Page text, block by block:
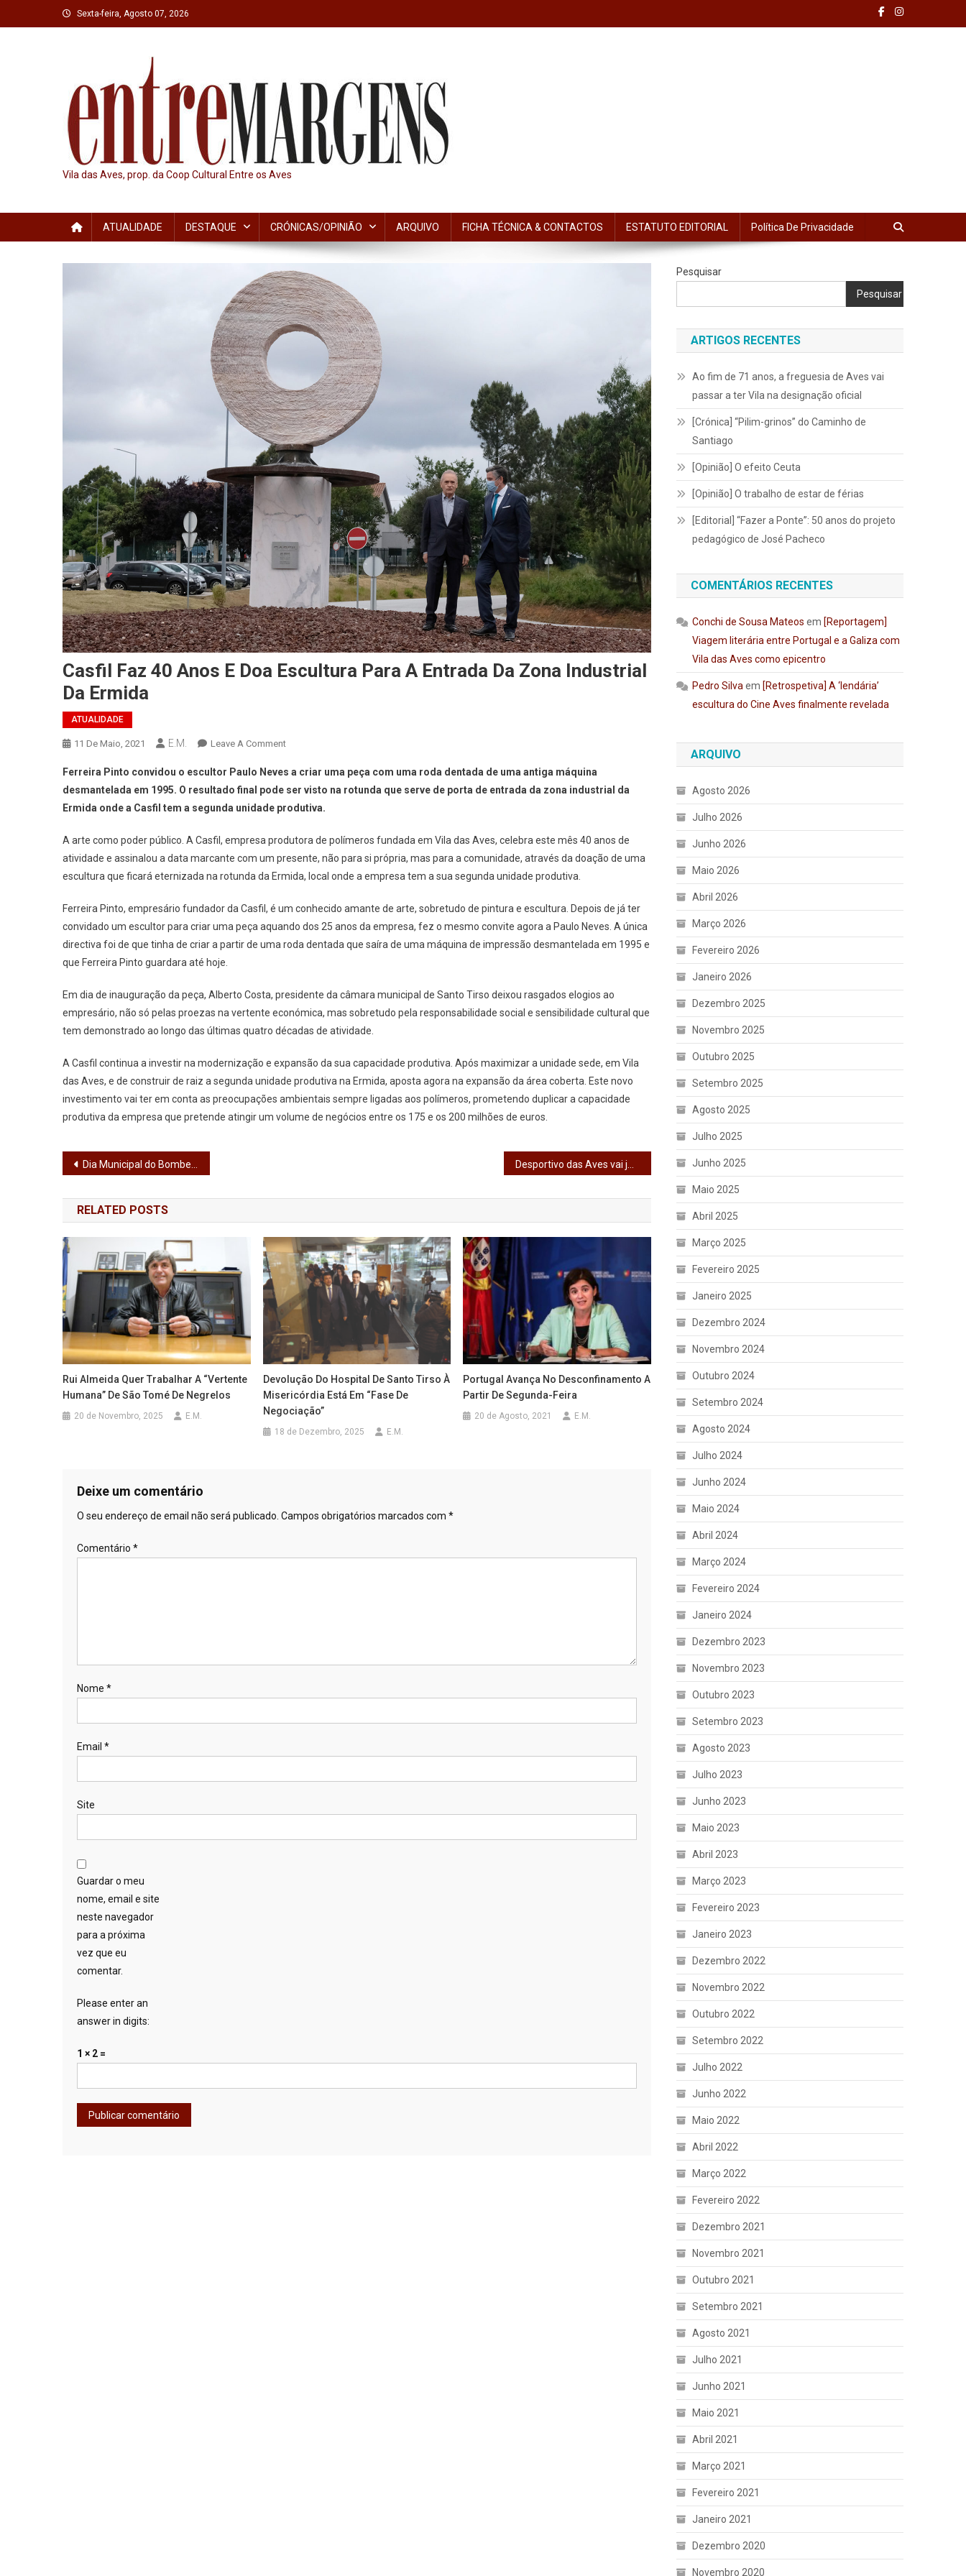
to
Sexta-feira, Agosto 07, 2026
Vila das Aves, prop. da Coop Cultural Entre os Aves
ATUALIDADE DESTAQUE CRÓNICAS/OPINIÃO ARQUIVO FICHA TÉCNICA & CONTACTOS ESTATUTO EDITORIAL Política De Privacidade
Casfil Faz 40 Anos E Doa Escultura Para A Entrada Da Zona Industrial
Da Ermida
ATUALIDADE
11 De Maio, 2021 E.M. Leave A CommentOn
Faz
40
Anos
Doa
Escultura
Para
Entrada
Da
Zona
Ermida
Ferreira Pinto convidou o escultor Paulo Neves a criar uma peça com uma roda dentada de uma antiga máquina
desmantelada em 1995. O resultado final pode ser visto na rotunda que serve de porta de entrada da zona industrial da
Ermida onde a Casfil tem a segunda unidade produtiva.
A arte como poder público. A Casfil, empresa produtora de polímeros fundada em Vila das Aves, celebra este mês 40 anos de
atividade e assinalou a data marcante com um presente, não para si própria, mas para a comunidade, através da doação de uma
escultura que ficará eternizada na rotunda da Ermida, local onde a empresa tem a sua segunda unidade produtiva.
Ferreira Pinto, empresário fundador da Casfil, é um conhecido amante de arte, sobretudo de pintura e escultura. Depois de já ter
convidado um escultor para criar uma peça aquando dos 25 anos da empresa, fez o mesmo convite agora a Paulo Neves. A única
directiva foi de que tinha de criar a partir de uma roda dentada que saíra de uma máquina de impressão desmantelada em 1995 e
que Ferreira Pinto guardara até hoje.
Em dia de inauguração da peça, Alberto Costa, presidente da câmara municipal de Santo Tirso deixou rasgados elogios ao
empresário, não só pelas proezas na vertente económica, mas sobretudo pela responsabilidade social e sensibilidade cultural que
tem demonstrado ao longo das últimas quatro décadas de atividade.
A Casfil continua a investir na modernização e expansão da sua capacidade produtiva. Após maximizar a unidade sede, em Vila
das Aves, e de construir de raiz a segunda unidade produtiva na Ermida, aposta agora na expansão da área coberta. Este novo
investimento vai ter em conta as preocupações ambientais sempre ligadas aos polímeros, prometendo duplicar a capacidade
produtiva da empresa que pretende atingir um volume de negócios entre os 175 e os 200 milhões de euros.
Navegação
de
artigos
Dia Municipal do Bombeiro com reivindicações para segunda EIP nas corporações do concelho
RELATED POSTS
Rui Almeida Quer Trabalhar A “vertente
Humana” De São Tomé De Negrelos
20 de Novembro, 2025 E.M.
Devolução Do Hospital De Santo Tirso À
Misericórdia Está Em “fase De
Negociação”
18 de Dezembro, 2025 E.M.
Portugal Avança No Desconfinamento A
Partir De Segunda-Feira
20 de Agosto, 2021 E.M.
Deixe um comentário
O seu endereço de email não será publicado. Campos obrigatórios marcados com *
Comentário *
Nome *
Email *
Site
Guardar o meu
nome, email e site
neste navegador
para a próxima
vez que eu
comentar.
Please enter an
answer in digits:
1 × 2 =
Pesquisar
Pesquisar
ARTIGOS RECENTES
Ao fim de 71 anos, a freguesia de Aves vai
passar a ter Vila na designação oficial
[Crónica] “Pilim-grinos” do Caminho de
Santiago
[Opinião] O efeito Ceuta
[Opinião] O trabalho de estar de férias
[Editorial] “Fazer a Ponte”: 50 anos do projeto
pedagógico de José Pacheco
COMENTÁRIOS RECENTES
Conchi de Sousa Mateos em [Reportagem]
Viagem literária entre Portugal e a Galiza com
Vila das Aves como epicentro
Pedro Silva em [Retrospetiva] A ‘lendária’
escultura do Cine Aves finalmente revelada
ARQUIVO
Agosto 2026
Julho 2026
Junho 2026
Maio 2026
Abril 2026
Março 2026
Fevereiro 2026
Janeiro 2026
Dezembro 2025
Novembro 2025
Outubro 2025
Setembro 2025
Agosto 2025
Julho 2025
Junho 2025
Maio 2025
Abril 2025
Março 2025
Fevereiro 2025
Janeiro 2025
Dezembro 2024
Novembro 2024
Outubro 2024
Setembro 2024
Agosto 2024
Julho 2024
Junho 2024
Maio 2024
Abril 2024
Março 2024
Fevereiro 2024
Janeiro 2024
Dezembro 2023
Novembro 2023
Outubro 2023
Setembro 2023
Agosto 2023
Julho 2023
Junho 2023
Maio 2023
Abril 2023
Março 2023
Fevereiro 2023
Janeiro 2023
Dezembro 2022
Novembro 2022
Outubro 2022
Setembro 2022
Julho 2022
Junho 2022
Maio 2022
Abril 2022
Março 2022
Fevereiro 2022
Dezembro 2021
Novembro 2021
Outubro 2021
Setembro 2021
Agosto 2021
Julho 2021
Junho 2021
Maio 2021
Abril 2021
Março 2021
Fevereiro 2021
Janeiro 2021
Dezembro 2020
Novembro 2020